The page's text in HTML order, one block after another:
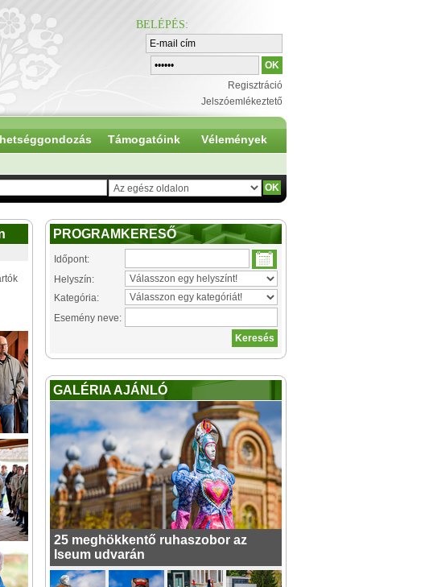
BELÉPÉS:
Regisztráció
Jelszóemlékeztető
Támogatóink Vélemények
PROGRAMKERESŐ
Időpont:
Helyszín:
Kategória:
Esemény neve:
GALÉRIA AJÁNLÓ
25 meghökkentő ruhaszobor az
Iseum udvarán